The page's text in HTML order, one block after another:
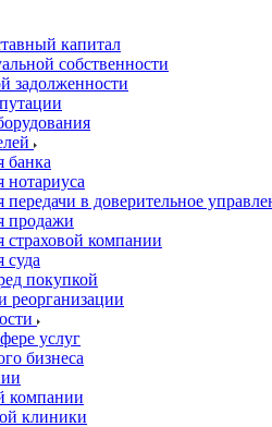
капитал
собственности
задолженности
банка
нотариуса
в доверительное
продажи
страховой компании
суда
покупкой
реорганизации
услуг
бизнеса
компании
клиники